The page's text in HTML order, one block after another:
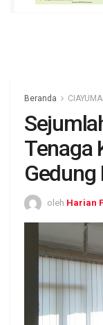
Beranda
Tenaga
Gedung
oleh Harian